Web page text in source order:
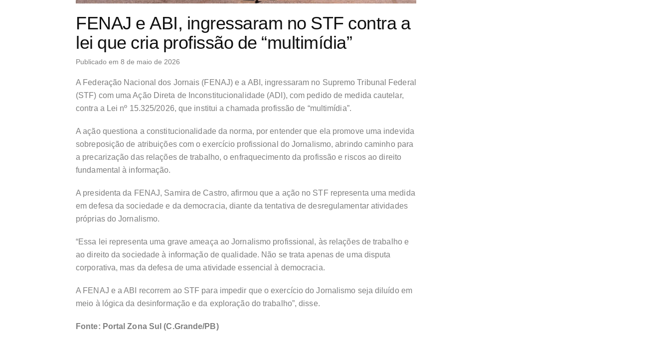
FENAJ e ABI, ingressaram no STF contra a
lei que cria profissão de “multimídia”
Publicado em 8 de maio de 2026
A Federação Nacional dos Jornais (FENAJ) e a ABI, ingressaram no Supremo Tribunal Federal
(STF) com uma Ação Direta de Inconstitucionalidade (ADI), com pedido de medida cautelar,
contra a Lei nº 15.325/2026, que institui a chamada profissão de “multimídia”.
A ação questiona a constitucionalidade da norma, por entender que ela promove uma indevida
sobreposição de atribuições com o exercício profissional do Jornalismo, abrindo caminho para
a precarização das relações de trabalho, o enfraquecimento da profissão e riscos ao direito
fundamental à informação.
A presidenta da FENAJ, Samira de Castro, afirmou que a ação no STF representa uma medida
em defesa da sociedade e da democracia, diante da tentativa de desregulamentar atividades
próprias do Jornalismo.
“Essa lei representa uma grave ameaça ao Jornalismo profissional, às relações de trabalho e
ao direito da sociedade à informação de qualidade. Não se trata apenas de uma disputa
corporativa, mas da defesa de uma atividade essencial à democracia.
A FENAJ e a ABI recorrem ao STF para impedir que o exercício do Jornalismo seja diluído em
meio à lógica da desinformação e da exploração do trabalho”, disse.
Fonte: Portal Zona Sul (C.Grande/PB)